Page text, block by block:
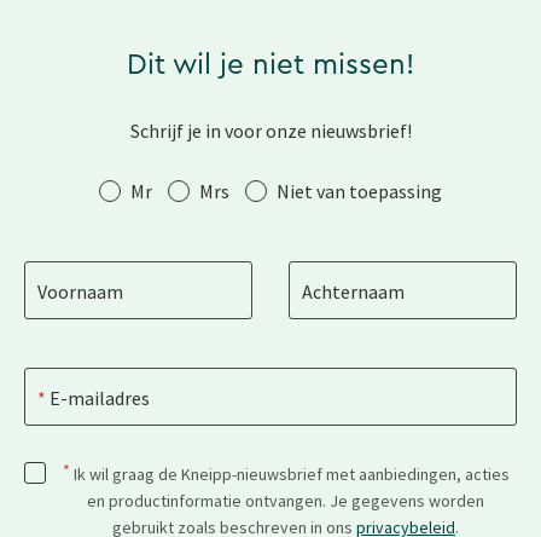
Dit wil je niet missen!
Schrijf je in voor onze nieuwsbrief!
Aanhef Mr Mrs Niet van toepassing
Voornaam Achternaam
E-mailadres
* Ik wil graag de Kneipp-nieuwsbrief met aanbiedingen, acties
en productinformatie ontvangen. Je gegevens worden
gebruikt zoals beschreven in ons privacybeleid.